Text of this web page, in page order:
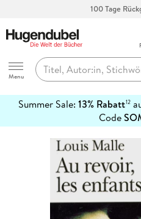
100 Tage
Hugendubel
Menu
Summer Sale: 13% Rabatt12
Code
erfahren